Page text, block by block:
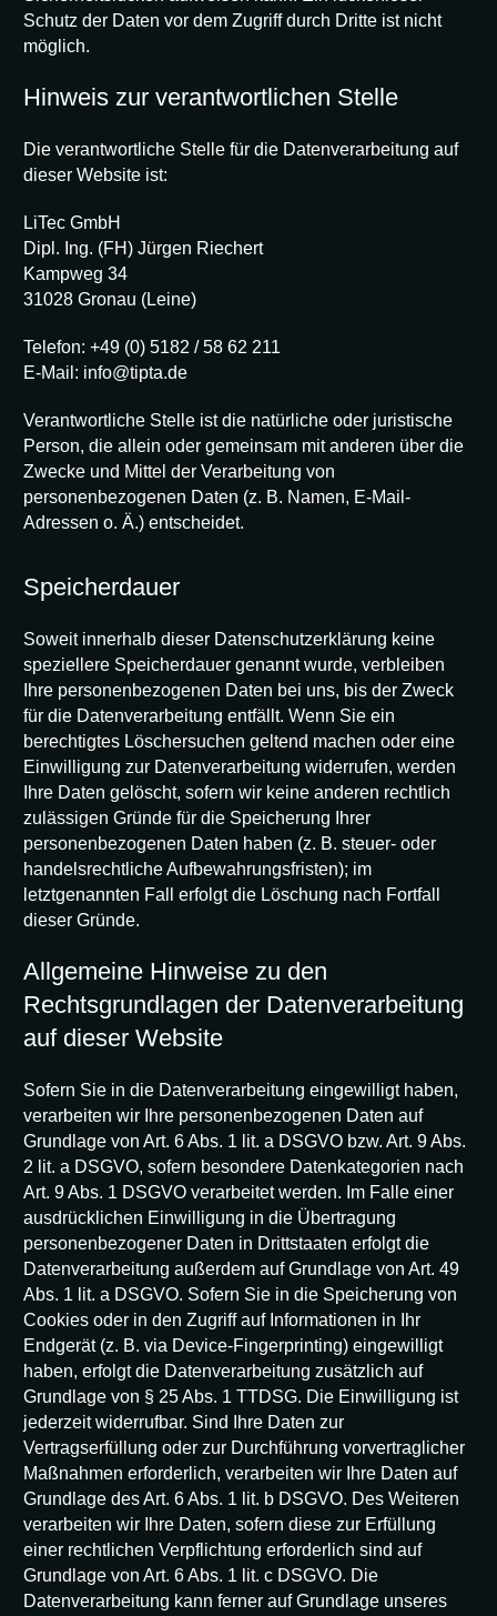
Schutz der Daten vor dem Zugriff durch Dritte ist nicht
möglich.
Hinweis zur verantwortlichen Stelle
Die verantwortliche Stelle für die Datenverarbeitung auf
dieser Website ist:
LiTec GmbH
Dipl. Ing. (FH) Jürgen Riechert
Kampweg 34
31028 Gronau (Leine)
Telefon: +49 (0) 5182 / 58 62 211
E-Mail: info@tipta.de
Verantwortliche Stelle ist die natürliche oder juristische
Person, die allein oder gemeinsam mit anderen über die
Zwecke und Mittel der Verarbeitung von
personenbezogenen Daten (z. B. Namen, E-Mail-
Adressen o. Ä.) entscheidet.
Speicherdauer
Soweit innerhalb dieser Datenschutzerklärung keine
speziellere Speicherdauer genannt wurde, verbleiben
Ihre personenbezogenen Daten bei uns, bis der Zweck
für die Datenverarbeitung entfällt. Wenn Sie ein
berechtigtes Löschersuchen geltend machen oder eine
Einwilligung zur Datenverarbeitung widerrufen, werden
Ihre Daten gelöscht, sofern wir keine anderen rechtlich
zulässigen Gründe für die Speicherung Ihrer
personenbezogenen Daten haben (z. B. steuer- oder
handelsrechtliche Aufbewahrungsfristen); im
letztgenannten Fall erfolgt die Löschung nach Fortfall
dieser Gründe.
Allgemeine Hinweise zu den
Rechtsgrundlagen der Datenverarbeitung
auf dieser Website
Sofern Sie in die Datenverarbeitung eingewilligt haben,
verarbeiten wir Ihre personenbezogenen Daten auf
Grundlage von Art. 6 Abs. 1 lit. a DSGVO bzw. Art. 9 Abs.
2 lit. a DSGVO, sofern besondere Datenkategorien nach
Art. 9 Abs. 1 DSGVO verarbeitet werden. Im Falle einer
ausdrücklichen Einwilligung in die Übertragung
personenbezogener Daten in Drittstaaten erfolgt die
Datenverarbeitung außerdem auf Grundlage von Art. 49
Abs. 1 lit. a DSGVO. Sofern Sie in die Speicherung von
Cookies oder in den Zugriff auf Informationen in Ihr
Endgerät (z. B. via Device-Fingerprinting) eingewilligt
haben, erfolgt die Datenverarbeitung zusätzlich auf
Grundlage von § 25 Abs. 1 TTDSG. Die Einwilligung ist
jederzeit widerrufbar. Sind Ihre Daten zur
Vertragserfüllung oder zur Durchführung vorvertraglicher
Maßnahmen erforderlich, verarbeiten wir Ihre Daten auf
Grundlage des Art. 6 Abs. 1 lit. b DSGVO. Des Weiteren
verarbeiten wir Ihre Daten, sofern diese zur Erfüllung
einer rechtlichen Verpflichtung erforderlich sind auf
Grundlage von Art. 6 Abs. 1 lit. c DSGVO. Die
Datenverarbeitung kann ferner auf Grundlage unseres